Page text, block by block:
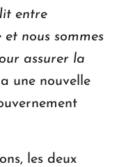
entre
nous sommes
assurer la
a une nouvelle
les deux